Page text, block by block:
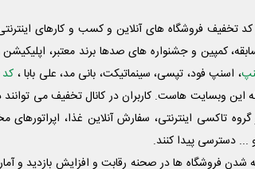
تخفیف فروشگاه های آنلاین و کسب و‌ کارهای
کمپین و جشنواره های صدها برند معتبر، اپلیکیشن
، اسنپ فود، تپسی، سینماتیکت، بانی مد، علی‌ بابا ،
این وبسایت ‌هاست. کاربران در کانال تخفیف می توانند
تاکسی اینترنتی، سفارش آنلاین غذا، اپراتورهای
... دسترسی پیدا کنند.
شدن فروشگاه ها در صحنه رقابت و افزایش بازدید و